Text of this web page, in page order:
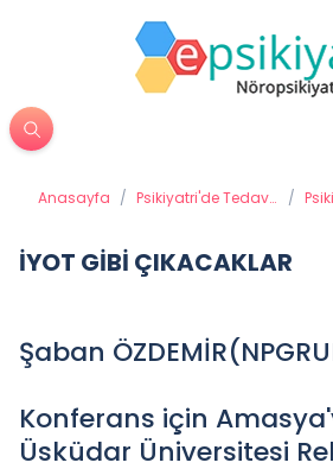
Anasayfa / Psikiyatri'de Tedavi
/
İYOT GİBİ ÇIKACAKLAR
Şaban
Konferans için
Üsküdar Üniversitesi